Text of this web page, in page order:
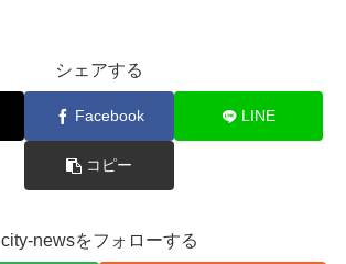
シェアする
Facebook LINE
コピー
city-newsをフォローする